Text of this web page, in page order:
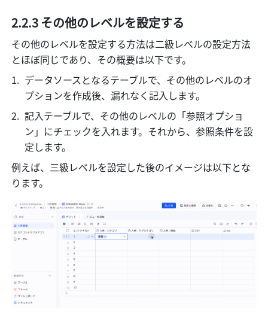
2.2.3 その他のレベルを設定する
その他のレベルを設定する方法は二級レベルの設定方法
とほぼ同じであり、その概要は以下です。
データソースとなるテーブルで、その他のレベルのオ
プションを作成後、漏れなく記入します。
記入テーブルで、その他のレベルの「参照オプショ
ン」にチェックを入れます。それから、参照条件を設
定します。
例えば、三級レベルを設定した後のイメージは以下とな
ります。